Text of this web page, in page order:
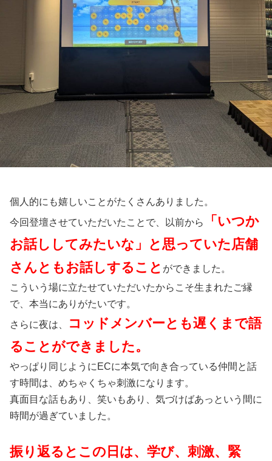
個人的にも嬉しいことがたくさんありました。
今回登壇させていただいたことで、以前から
「いつか
お話ししてみたいな」と思っていた店舗
さんともお話しすること ができました。
こういう場に立たせていただいたからこそ生まれたご縁
で、本当にありがたいです。
さらに夜は、
コッドメンバーとも遅くまで語
ることができました。
やっぱり同じようにECに本気で向き合っている仲間と話
す時間は、めちゃくちゃ刺激になります。
真面目な話もあり、笑いもあり、気づけばあっという間に
時間が過ぎていました。
振り返るとこの日は、学び、刺激、緊